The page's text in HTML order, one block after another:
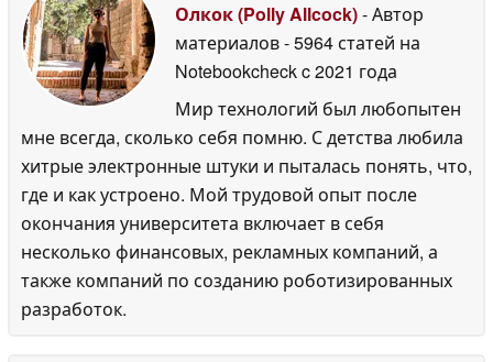
Олкок (Polly Allcock)- Автор
материалов- 5964 статей на
Notebookcheckc 2021 года
Мир технологий был любопытен
мне всегда, сколько себя помню. С детства любила
хитрые электронные штуки и пыталась понять, что,
где и как устроено. Мой трудовой опыт после
окончания университета включает в себя
несколько финансовых, рекламных компаний, а
также компаний по созданию роботизированных
разработок.